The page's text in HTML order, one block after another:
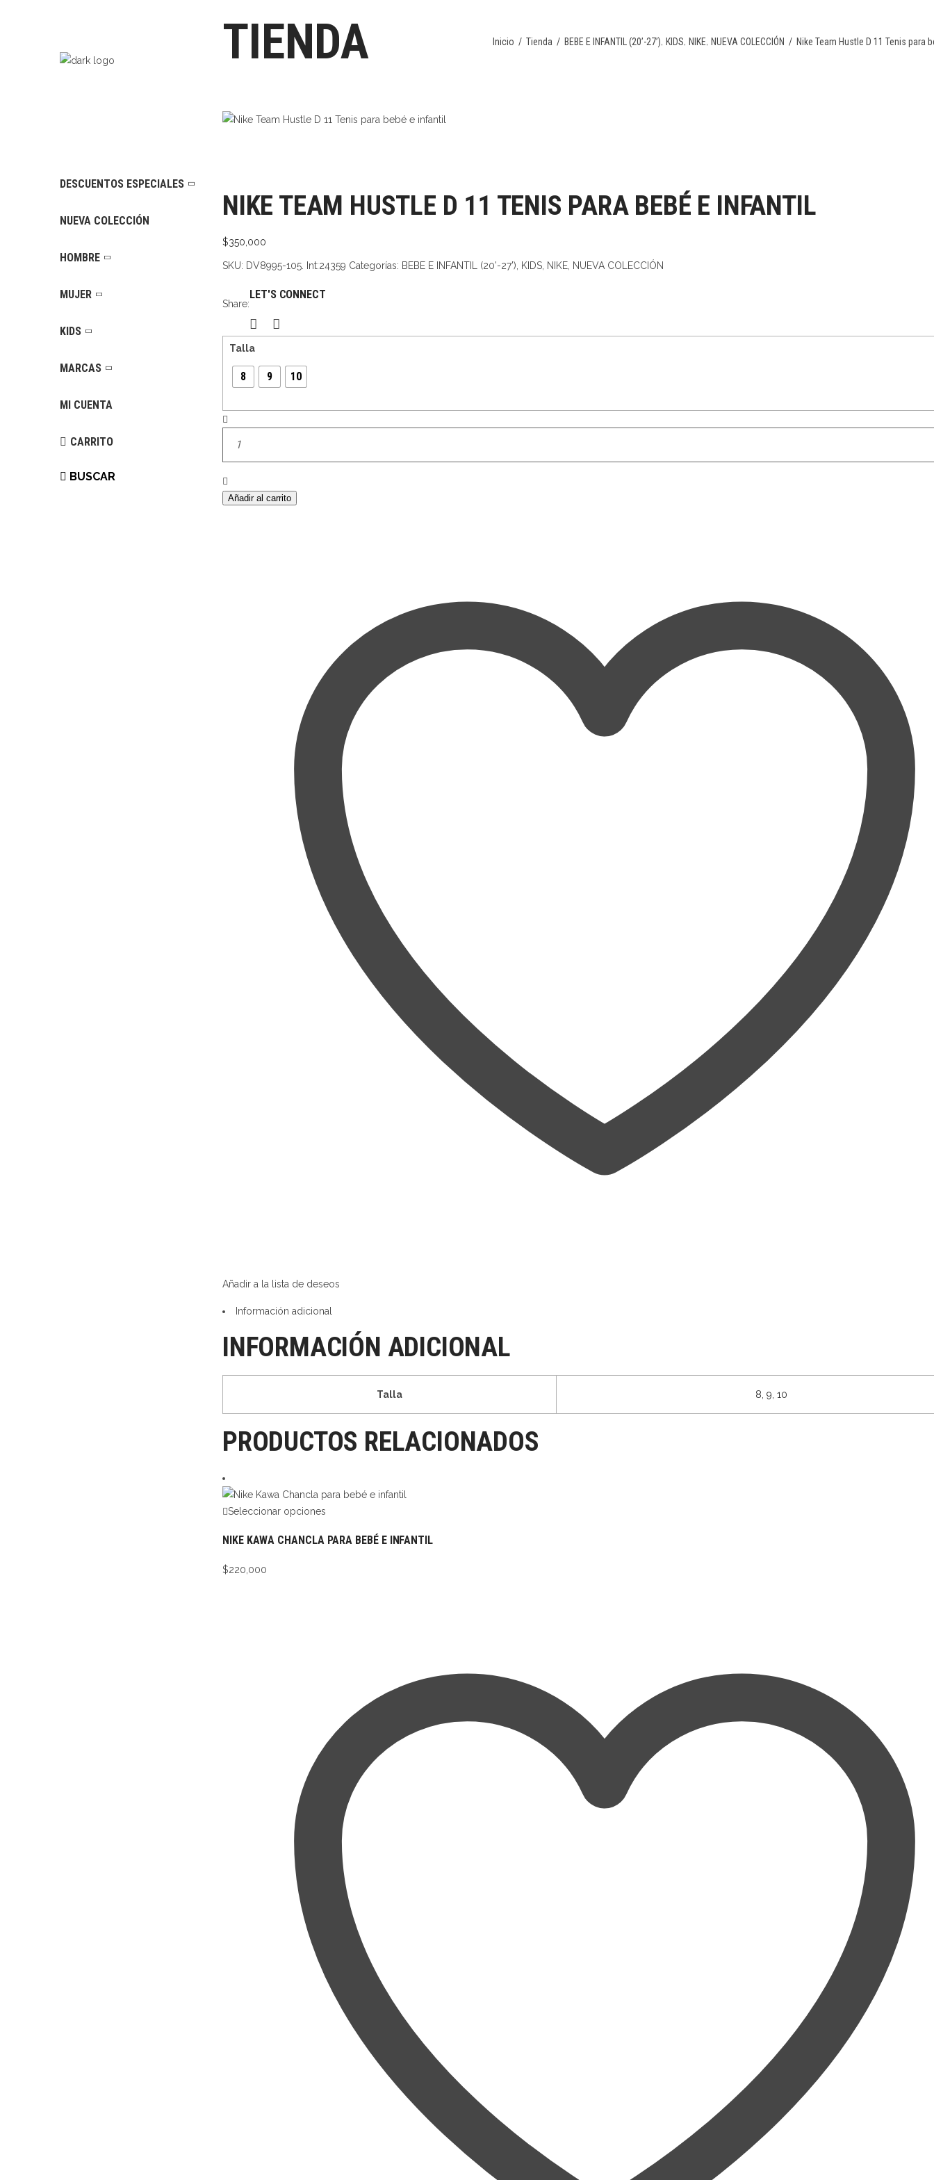
DESCUENTOS ESPECIALES
NUEVA COLECCIÓN
HOMBRE
MUJER
KIDS
MARCAS
MI CUENTA
CARRITO
BUSCAR
TIENDA Inicio / Tienda / BEBE E INFANTIL (20’-27’) KIDS NIKE NUEVA COLECCIÓN / Nike Team Hustle D 11 Tenis para
NIKE TEAM HUSTLE D 11 TENIS PARA BEBÉ E INFANTIL
$350,000
SKU: DV8995-105. Int:24359 Categorías: BEBE E INFANTIL (20’-27’) KIDS NIKE NUEVA COLECCIÓN
Share:
LET'S CONNECT
Talla
8 9 10
Cantidad
Añadir al carrito
Añadir a la lista de deseos
Información adicional
INFORMACIÓN ADICIONAL
Talla 8, 9, 10
PRODUCTOS RELACIONADOS
Seleccionar opciones
NIKE KAWA CHANCLA PARA BEBÉ E INFANTIL
$220,000